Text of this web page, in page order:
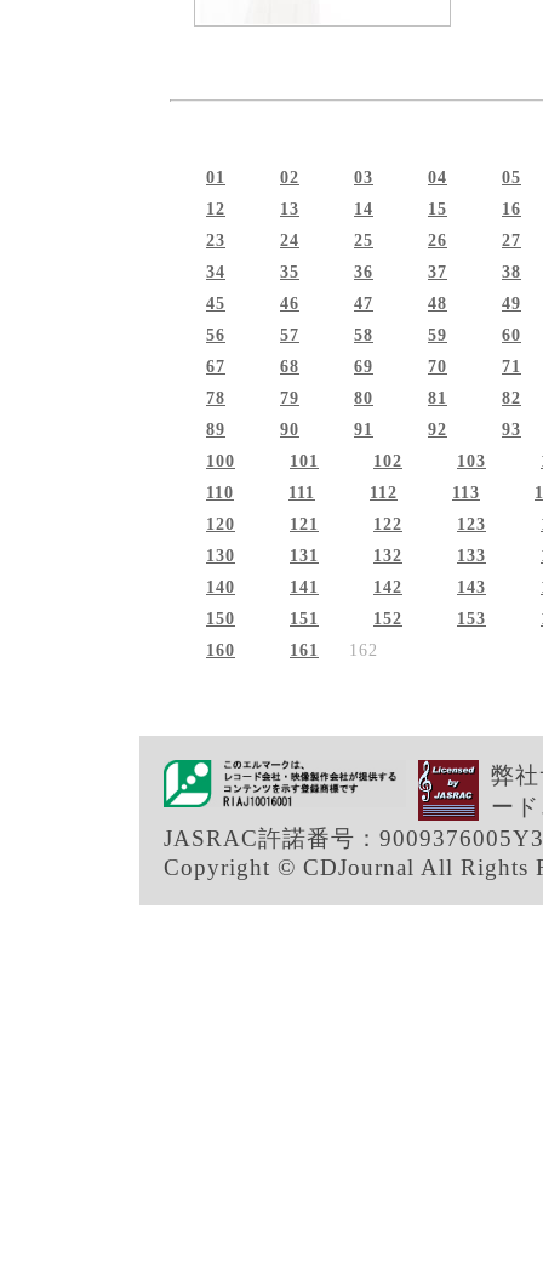
01 02 03 04
05
12
13 14 15
16
23
24 25 26
27
34
35 36 37
38
45
46 47 48
49
56
57 58 59
60
67
68 69 70
71
78
79 80 81
82
89
90 91 92
93
100
101 102 103
110
111 112 113
120
121 122 123
130
131 132 133
140
141 142 143
150
151 152 153
160
161 162
弊
ー
JASRAC許諾番号：
Copyright © CDJournal All Rights